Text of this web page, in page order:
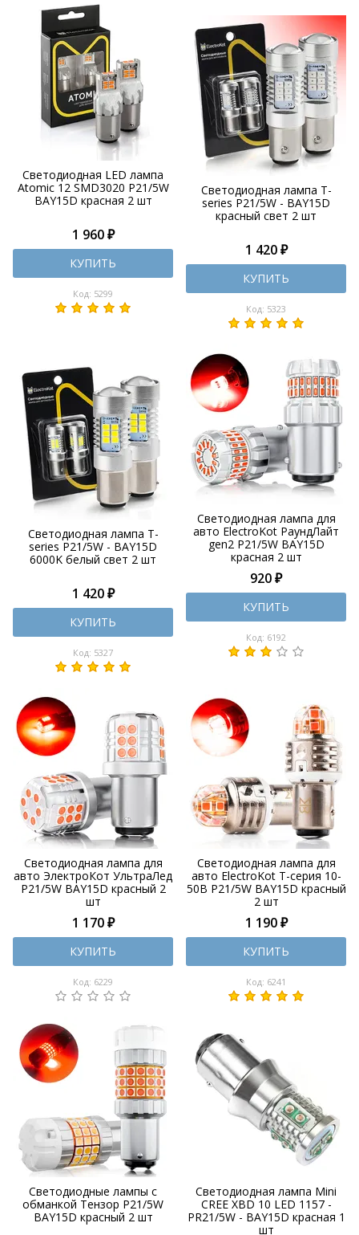
Светодиодная LED лампа
Atomic 12 SMD3020 P21/5W
BAY15D красная 2 шт
1 960 ₽
КУПИТЬ
Код: 5299
Светодиодная лампа T-
series P21/5W - BAY15D
красный свет 2 шт
1 420 ₽
КУПИТЬ
Код: 5323
Светодиодная лампа T-
series P21/5W - BAY15D
6000K белый свет 2 шт
1 420 ₽
КУПИТЬ
Код: 5327
Светодиодная лампа для
авто ElectroKot РаундЛайт
gen2 P21/5W BAY15D
красная 2 шт
920 ₽
КУПИТЬ
Код: 6192
Светодиодная лампа для
авто ЭлектроКот УльтраЛед
P21/5W BAY15D красный 2
шт
1 170 ₽
КУПИТЬ
Код: 6229
Светодиодная лампа для
авто ElectroKot Т-серия 10-
50В P21/5W BAY15D красный
2 шт
1 190 ₽
КУПИТЬ
Код: 6241
Светодиодные лампы с
обманкой Тензор P21/5W
BAY15D красный 2 шт
Светодиодная лампа Mini
CREE XBD 10 LED 1157 -
PR21/5W - BAY15D красная 1
шт